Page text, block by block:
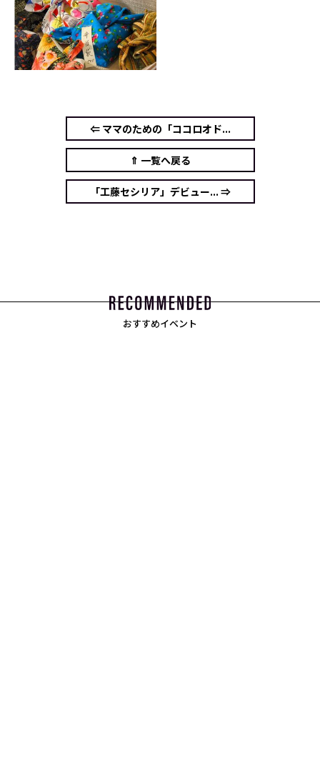
⇐ ママのための「ココロオド...
⇑ 一覧へ戻る
「工藤セシリア」デビュー... ⇒
おすすめイベント